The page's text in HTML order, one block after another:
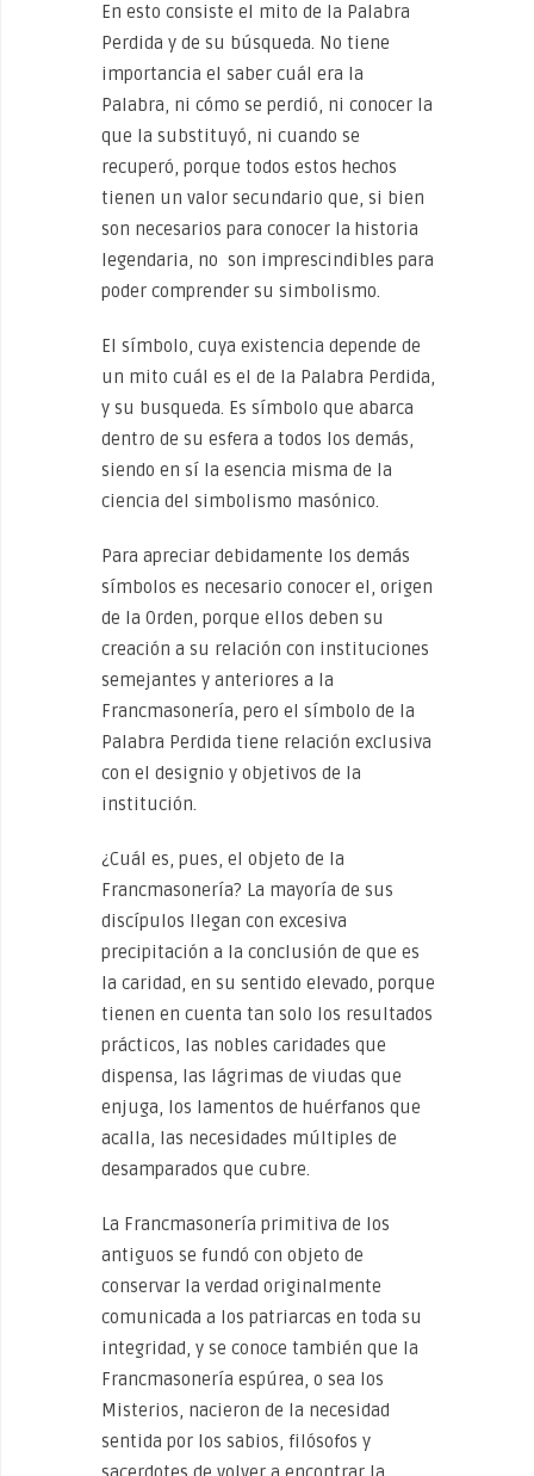
En esto consiste el mito de la Palabra
Perdida y de su búsqueda. No tiene
importancia el saber cuál era la
Palabra, ni cómo se perdió, ni conocer la
que la substituyó, ni cuando se
recuperó, porque todos estos hechos
tienen un valor secundario que, si bien
son necesarios para conocer la historia
legendaria, no son imprescindibles para
poder comprender su simbolismo.
El símbolo, cuya existencia depende de
un mito cuál es el de la Palabra Perdida,
y su busqueda. Es símbolo que abarca
dentro de su esfera a todos los demás,
siendo en sí la esencia misma de la
ciencia del simbolismo masónico.
Para apreciar debidamente los demás
símbolos es necesario conocer el, origen
de la Orden, porque ellos deben su
creación a su relación con instituciones
semejantes y anteriores a la
Francmasonería, pero el símbolo de la
Palabra Perdida tiene relación exclusiva
con el designio y objetivos de la
institución.
¿Cuál es, pues, el objeto de la
Francmasonería? La mayoría de sus
discípulos llegan con excesiva
precipitación a la conclusión de que es
la caridad, en su sentido elevado, porque
tienen en cuenta tan solo los resultados
prácticos, las nobles caridades que
dispensa, las lágrimas de viudas que
enjuga, los lamentos de huérfanos que
acalla, las necesidades múltiples de
desamparados que cubre.
La Francmasonería primitiva de los
antiguos se fundó con objeto de
conservar la verdad originalmente
comunicada a los patriarcas en toda su
integridad, y se conoce también que la
Francmasonería espúrea, o sea los
Misterios, nacieron de la necesidad
sentida por los sabios, filósofos y